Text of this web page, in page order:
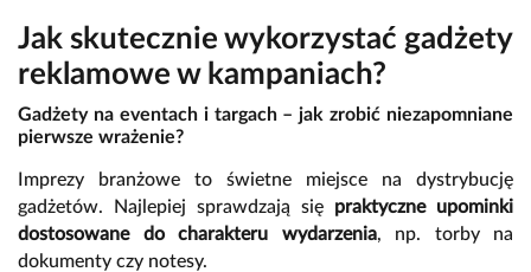
Jak skutecznie wykorzystać gadżety
reklamowe w kampaniach?
Gadżety na eventach i targach – jak zrobić niezapomniane
pierwsze wrażenie?
Imprezy branżowe to świetne miejsce na dystrybucję
gadżetów. Najlepiej sprawdzają się praktyczne upominki
dostosowane do charakteru wydarzenia, np. torby na
dokumenty czy notesy.